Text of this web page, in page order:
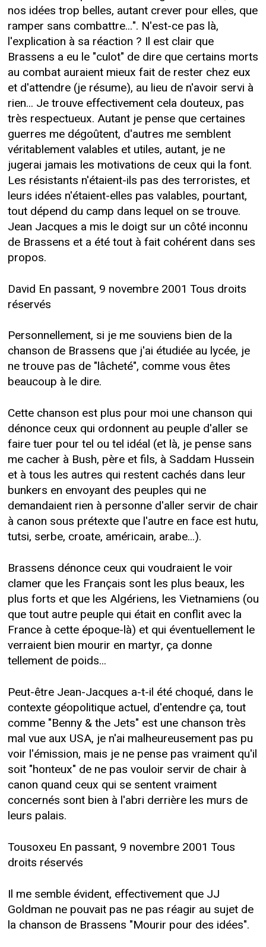
nos idées trop belles, autant crever pour elles, que
ramper sans combattre...". N'est-ce pas là,
l'explication à sa réaction ? Il est clair que
Brassens a eu le "culot" de dire que certains morts
au combat auraient mieux fait de rester chez eux
et d'attendre (je résume), au lieu de n'avoir servi à
rien... Je trouve effectivement cela douteux, pas
très respectueux. Autant je pense que certaines
guerres me dégoûtent, d'autres me semblent
véritablement valables et utiles, autant, je ne
jugerai jamais les motivations de ceux qui la font.
Les résistants n'étaient-ils pas des terroristes, et
leurs idées n'étaient-elles pas valables, pourtant,
tout dépend du camp dans lequel on se trouve.
Jean Jacques a mis le doigt sur un côté inconnu
de Brassens et a été tout à fait cohérent dans ses
propos.
David En passant, 9 novembre 2001 Tous droits
réservés
Personnellement, si je me souviens bien de la
chanson de Brassens que j'ai étudiée au lycée, je
ne trouve pas de "lâcheté", comme vous êtes
beaucoup à le dire.
Cette chanson est plus pour moi une chanson qui
dénonce ceux qui ordonnent au peuple d'aller se
faire tuer pour tel ou tel idéal (et là, je pense sans
me cacher à Bush, père et fils, à Saddam Hussein
et à tous les autres qui restent cachés dans leur
bunkers en envoyant des peuples qui ne
demandaient rien à personne d'aller servir de chair
à canon sous prétexte que l'autre en face est hutu,
tutsi, serbe, croate, américain, arabe...).
Brassens dénonce ceux qui voudraient le voir
clamer que les Français sont les plus beaux, les
plus forts et que les Algériens, les Vietnamiens (ou
que tout autre peuple qui était en conflit avec la
France à cette époque-là) et qui éventuellement le
verraient bien mourir en martyr, ça donne
tellement de poids...
Peut-être Jean-Jacques a-t-il été choqué, dans le
contexte géopolitique actuel, d'entendre ça, tout
comme "Benny & the Jets" est une chanson très
mal vue aux USA, je n'ai malheureusement pas pu
voir l'émission, mais je ne pense pas vraiment qu'il
soit "honteux" de ne pas vouloir servir de chair à
canon quand ceux qui se sentent vraiment
concernés sont bien à l'abri derrière les murs de
leurs palais.
Tousoxeu En passant, 9 novembre 2001 Tous
droits réservés
Il me semble évident, effectivement que JJ
Goldman ne pouvait pas ne pas réagir au sujet de
la chanson de Brassens "Mourir pour des idées".